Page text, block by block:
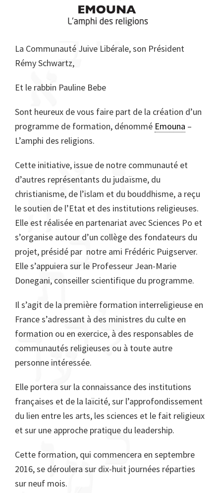
La Communauté Juive Libérale, son Président
Rémy Schwartz,
Et le rabbin Pauline Bebe
Sont heureux de vous faire part de la création d’un
programme de formation, dénommé Emouna –
L’amphi des religions.
Cette initiative, issue de notre communauté et
d’autres représentants du judaïsme, du
christianisme, de l’islam et du bouddhisme, a reçu
le soutien de l’Etat et des institutions religieuses.
Elle est réalisée en partenariat avec Sciences Po et
s’organise autour d’un collège des fondateurs du
projet, présidé par notre ami Frédéric Puigserver.
Elle s’appuiera sur le Professeur Jean-Marie
Donegani, conseiller scientifique du programme.
Il s’agit de la première formation interreligieuse en
France s’adressant à des ministres du culte en
formation ou en exercice, à des responsables de
communautés religieuses ou à toute autre
personne intéressée.
Elle portera sur la connaissance des institutions
françaises et de la laïcité, sur l’approfondissement
du lien entre les arts, les sciences et le fait religieux
et sur une approche pratique du leadership.
Cette formation, qui commencera en septembre
2016, se déroulera sur dix-huit journées réparties
sur neuf mois.